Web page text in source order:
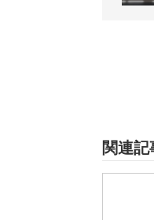
関連記